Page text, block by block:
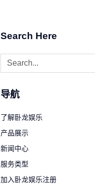
Search Here
导航
了解卧龙娱乐
产品展示
新闻中心
服务类型
加入卧龙娱乐注册